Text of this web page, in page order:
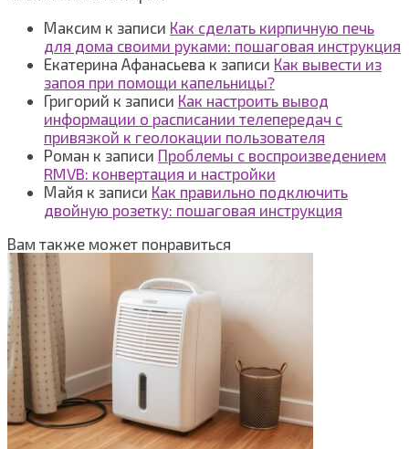
Максим к записи Как сделать кирпичную печь
для дома своими руками: пошаговая инструкция
Екатерина Афанасьева к записи Как вывести из
запоя при помощи капельницы?
Григорий к записи Как настроить вывод
информации о расписании телепередач с
привязкой к геолокации пользователя
Роман к записи Проблемы с воспроизведением
RMVB: конвертация и настройки
Майя к записи Как правильно подключить
двойную розетку: пошаговая инструкция
Вам также может понравиться